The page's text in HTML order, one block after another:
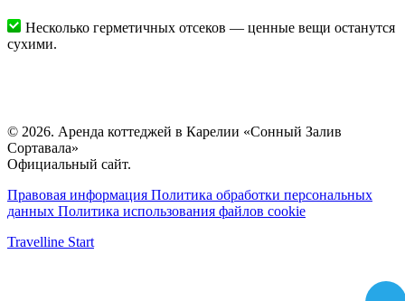
Несколько герметичных отсеков — ценные вещи останутся
сухими.
© 2026. Аренда коттеджей в Карелии «Сонный Залив
Сортавала»
Официальный сайт.
Правовая информация Политика обработки персональных
данных Политика использования файлов cookie
Travelline Start